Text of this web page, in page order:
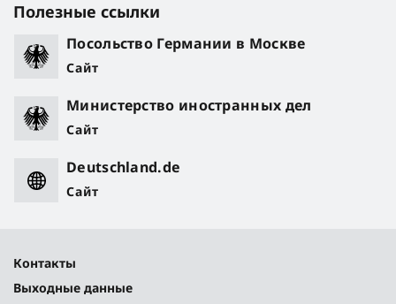
Полезные ссылки
Посольство Германии в Москве
Сайт
Министерство иностранных дел
Сайт
Deutschland.de
Сайт
Контакты
Выходные данные